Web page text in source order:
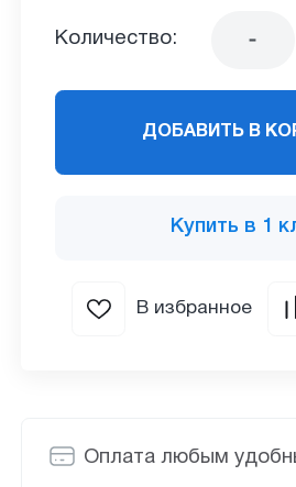
Оплата любым
Количество:
ДОБАВИТЬ В
Купить в 1
В избранное